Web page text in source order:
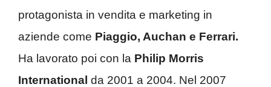
protagonista in vendita e marketing in
aziende come Piaggio, Auchan e Ferrari.
Ha lavorato poi con la Philip Morris
International da 2001 a 2004. Nel 2007